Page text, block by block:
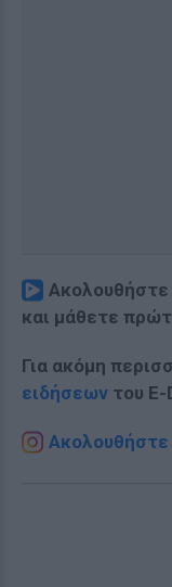
Ακολουθήστε
και μάθετε
Για ακόμη
ειδήσεων του E-
Ακολουθήστε